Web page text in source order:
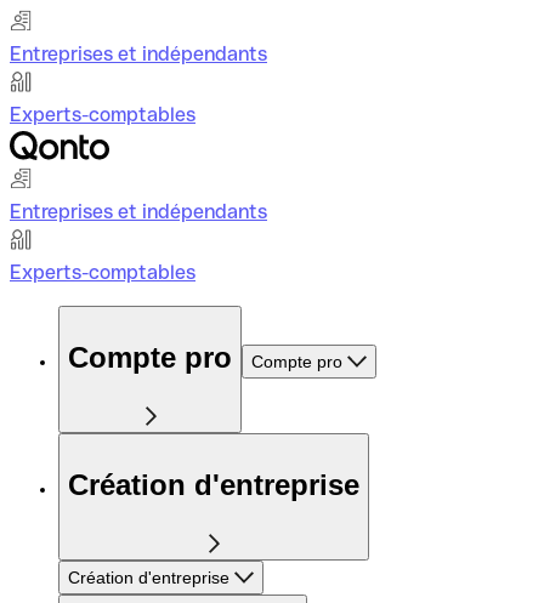
Entreprises et indépendants
Experts-comptables
Entreprises et indépendants
Experts-comptables
Compte pro Compte pro
Création d'entreprise
Création d'entreprise